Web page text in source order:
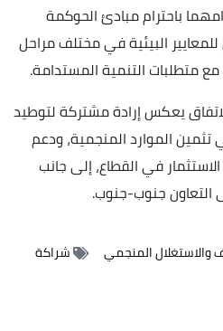
باحترام مبادئ الحوكمة
البيئية في مختلف مراحل
متطلبات التنمية المستدامة.
يعكس إرادة مشتركة لتوطيد
الموارد المنجمية، ودعم
في القطاع، إلى جانب
جنوب-جنوب.
المنجمي
شراكة